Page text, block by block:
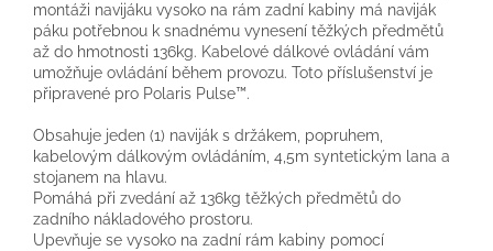
montáži navijáku vysoko na rám zadní kabiny má naviják
páku potřebnou k snadnému vynesení těžkých předmětů
až do hmotnosti 136kg. Kabelové dálkové ovládání vám
umožňuje ovládání během provozu. Toto příslušenství je
připravené pro Polaris Pulse™.
Obsahuje jeden (1) naviják s držákem, popruhem,
kabelovým dálkovým ovládáním, 4,5m syntetickým lana a
stojanem na hlavu.
Pomáhá při zvedání až 136kg těžkých předmětů do
zadního nákladového prostoru.
Upevňuje se vysoko na zadní rám kabiny pomocí